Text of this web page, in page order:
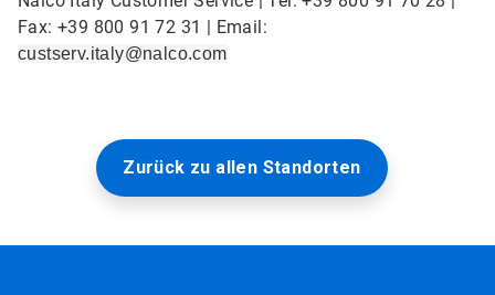
Fax: +39 800 91 72 31 | Email:
custserv.italy@nalco.com
Zurück zu allen Standorten